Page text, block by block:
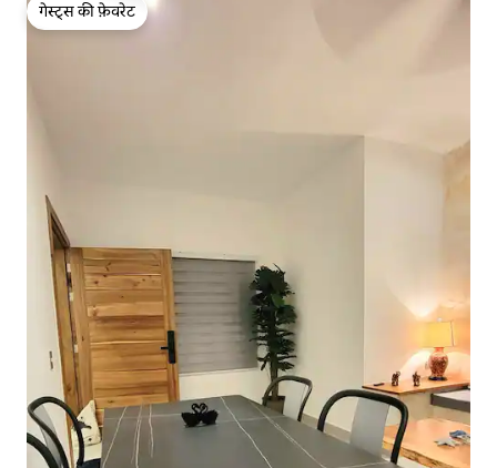
गेस्ट्स की फ़ेवरेट
गेस्ट्स की फ़ेवरेट